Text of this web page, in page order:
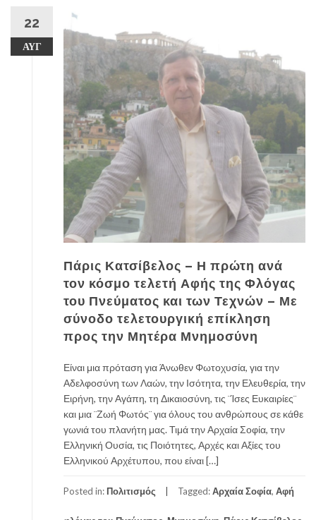
22
ΑΥΓ
Πάρις Κατσίβελος – Η πρώτη ανά
τον κόσμο τελετή Αφής της Φλόγας
του Πνεύματος και των Τεχνών – Με
σύνοδο τελετουργική επίκληση
προς την Μητέρα Μνημοσύνη
Είναι μια πρόταση για Άνωθεν Φωτοχυσία, για την
Αδελφοσύνη των Λαών, την Ισότητα, την Ελευθερία, την
Ειρήνη, την Αγάπη, τη Δικαιοσύνη, τις ¨Ίσες Ευκαιρίες¨
και μια ¨Ζωή Φωτός¨ για όλους του ανθρώπους σε κάθε
γωνιά του πλανήτη μας. Τιμά την Αρχαία Σοφία, την
Ελληνική Ουσία, τις Ποιότητες, Αρχές και Αξίες του
Ελληνικού Αρχέτυπου, που είναι […]
Posted in: Πολιτισμός Tagged:Αρχαία Σοφία, Αφή